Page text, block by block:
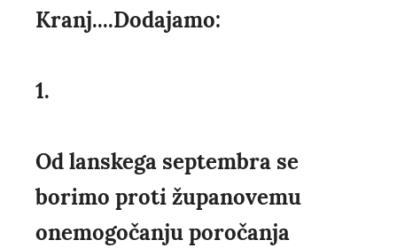
Kranj....Dodajamo:
1.
Od lanskega septembra se
borimo proti županovemu
onemogočanju poročanja